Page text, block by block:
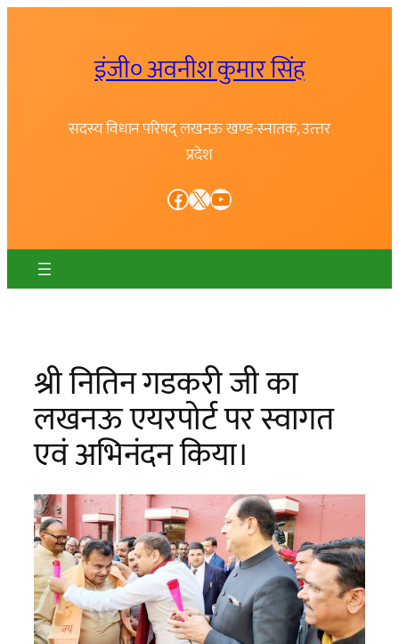
इंजी० अवनीश कुमार सिंह
सदस्य विधान परिषद् लखनऊ खण्ड-स्नातक, उत्त्तर
प्रदेश
Facebook X YouTube
श्री नितिन गडकरी जी का
लखनऊ एयरपोर्ट पर स्वागत
एवं अभिनंदन किया।